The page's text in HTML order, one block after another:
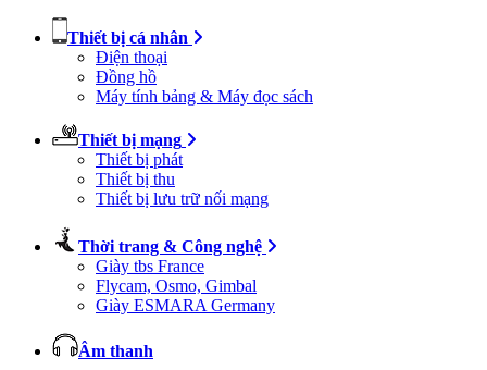
Thiết bị cá nhân
Điện thoại
Đồng hồ
Máy tính bảng & Máy đọc sách
Thiết bị mạng
Thiết bị phát
Thiết bị thu
Thiết bị lưu trữ nối mạng
Thời trang & Công nghệ
Giày tbs France
Flycam, Osmo, Gimbal
Giày ESMARA Germany
Âm thanh